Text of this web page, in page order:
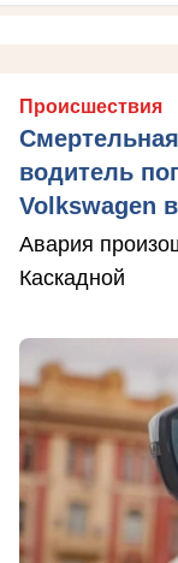
Происшествия
водитель
Volkswagen
Авария
Каскадной